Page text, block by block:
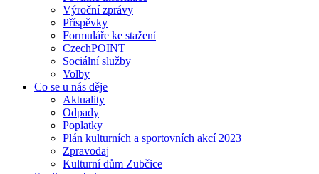
Výroční zprávy
Příspěvky
Formuláře ke stažení
CzechPOINT
Sociální služby
Volby
Co se u nás děje
Aktuality
Odpady
Poplatky
Plán kulturních a sportovních akcí 2023
Zpravodaj
Kulturní dům Zubčice